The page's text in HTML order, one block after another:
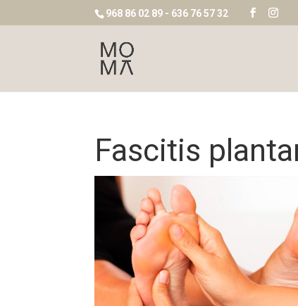
968 86 02 89 - 636 76 57 32
Fascitis